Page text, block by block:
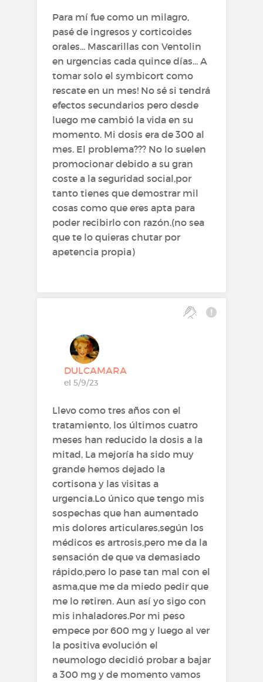
Para mí fue como un milagro,
pasé de ingresos y corticoides
orales... Mascarillas con Ventolin
en urgencias cada quince días... A
tomar solo el symbicort como
rescate en un mes! No sé si tendrá
efectos secundarios pero desde
luego me cambió la vida en su
momento. Mi dosis era de 300 al
mes. El problema??? No lo suelen
promocionar debido a su gran
coste a la seguridad social,por
tanto tienes que demostrar mil
cosas como que eres apta para
poder recibirlo con razón.(no sea
que te lo quieras chutar por
apetencia propia)
DULCAMARA
el 5/9/23
Llevo como tres años con el
tratamiento, los últimos cuatro
meses han reducido la dosis a la
mitad, La mejoría ha sido muy
grande hemos dejado la
cortisona y las visitas a
urgencia.Lo único que tengo mis
sospechas que han aumentado
mis dolores articulares,según los
médicos es artrosis,pero me da la
sensación de que va demasiado
rápido,pero lo pase tan mal con el
asma,que me da miedo pedir que
me lo retiren. Aun así yo sigo con
mis inhaladores.Por mi peso
empece por 600 mg y luego al ver
la positiva evolución el
neumologo decidió probar a bajar
a 300 mg y de momento vamos